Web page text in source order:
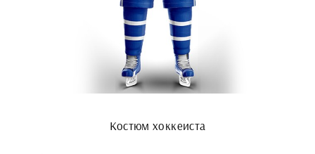
Костюм хоккеиста